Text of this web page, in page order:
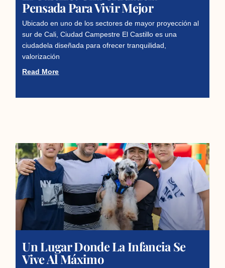
Pensada Para Vivir Mejor
Ubicado en uno de los sectores de mayor proyección al
sur de Cali, Ciudad Campestre El Castillo es una
ciudadela diseñada para ofrecer tranquilidad,
valorización
Read More
Un Lugar Donde La Infancia Se
Vive Al Máximo